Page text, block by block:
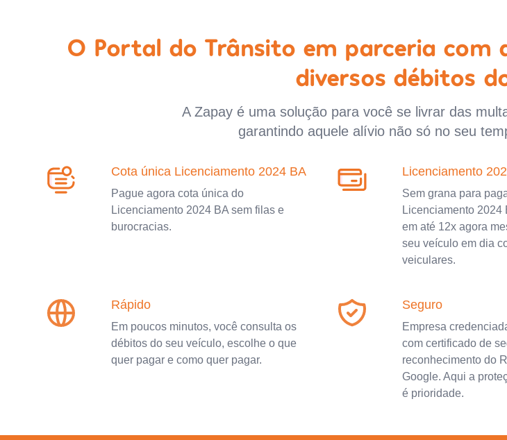
O Portal do Trânsito em parceria
diversos débitos
A Zapay é uma solução para você se livrar das
garantindo aquele alívio não só no seu
Cota única Licenciamento 2024 BA
Pague agora cota única do
Licenciamento 2024 BA sem filas e
burocracias.
Licenciamento
Sem grana para
Licenciamento 2024
em até 12x agora
seu veículo em dia
veiculares.
Rápido
Em poucos minutos, você consulta os
débitos do seu veículo, escolhe o que
quer pagar e como quer pagar.
Seguro
Empresa
com certificado de
reconhecimento do
Google. Aqui a
é prioridade.